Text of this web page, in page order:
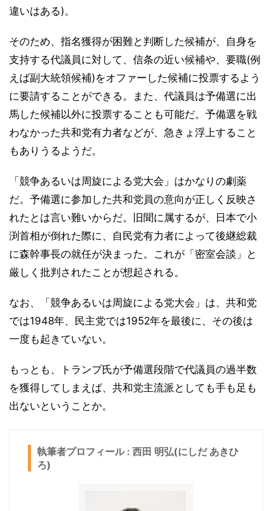
違いはある)。
そのため、指名獲得が困難と判断した候補が、自身を
支持する代議員に対して、信条の近い候補や、要職(例
えば副大統領候補)をオファーした候補に投票するよう
に要請することができる。また、代議員は予備選に出
馬した候補以外に投票することも可能だ。予備選を戦
わなかった共和党有力者などが、急きょ浮上すること
もありうるようだ。
「競争あるいは周旋による党大会」はかなりの劇薬
だ。予備選に参加した共和党員の意向が正しく反映さ
れたとは言い難いからだ。旧聞に属するが、日本で小
渕首相が倒れた際に、自民党有力者によって後継総裁
に森幹事長の就任が決まった。これが「密室会談」と
厳しく批判されたことが想起される。
なお、「競争あるいは周旋による党大会」は、共和党
では1948年、民主党では1952年を最後に、その後は
一度も起きていない。
もっとも、トランプ氏が予備選段階で代議員の過半数
を獲得してしまえば、共和党主流派としても手も足も
出ないということか。
執筆者プロフィール : 西田 明弘(にしだ あきひ
ろ)